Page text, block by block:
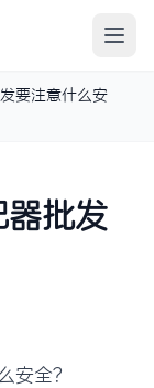
要注意什么安
批发
安全？